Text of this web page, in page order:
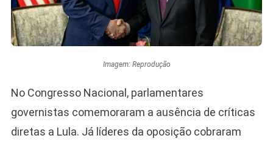
Imagem: Reprodução
No Congresso Nacional, parlamentares
governistas comemoraram a ausência de críticas
diretas a Lula. Já líderes da oposição cobraram